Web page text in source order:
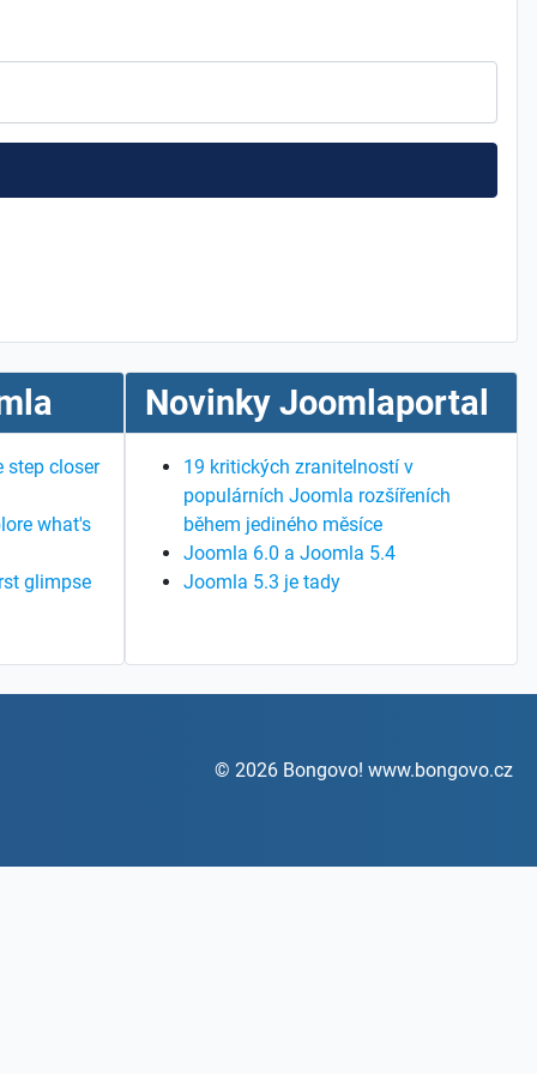
step closer
what's
glimpse
Novinky Joomlaportal
19 kritických zranitelností v
populárních Joomla rozšířeních
během jediného měsíce
Joomla 6.0 a Joomla 5.4
Joomla 5.3 je tady
© 2026 Bongovo! www.bongovo.cz